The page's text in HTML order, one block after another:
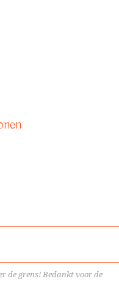
de grens! Bedankt voor de